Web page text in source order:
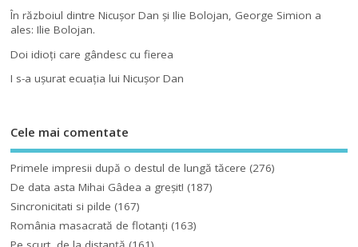
În războiul dintre Nicuşor Dan şi Ilie Bolojan, George Simion a
ales: Ilie Bolojan.
Doi idioţi care gândesc cu fierea
I s-a uşurat ecuaţia lui Nicuşor Dan
Cele mai comentate
Primele impresii după o destul de lungă tăcere (276)
De data asta Mihai Gâdea a greşit! (187)
Sincronicitati si pilde (167)
România masacrată de flotanţi (163)